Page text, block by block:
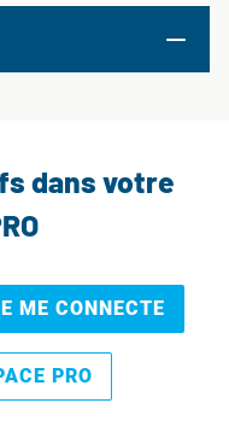
dans votre
ME CONNECTE
PRO